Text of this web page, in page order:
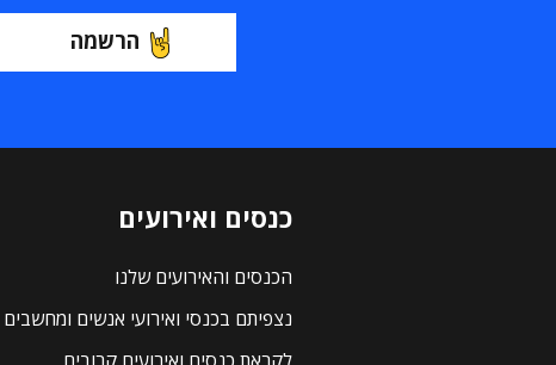
הרשמה
כנסים ואירועים
הכנסים והאירועים שלנו
נצפיתם בכנסי ואירועי אנשים ומחשבים